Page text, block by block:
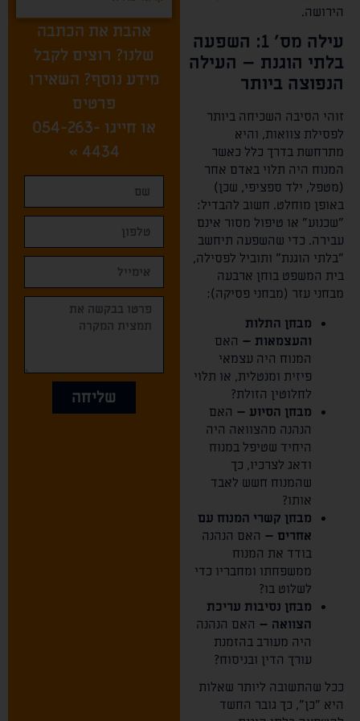
הירושה.
עילה מס' 1: השפעה
בלתי הוגנת – העילה
הנפוצה ביותר
זוהי הסיבה השכיחה ביותר
לפסילת צוואות, והיא
מתרחשת בדרך כלל כאשר
המנוח היה תלוי באדם אחר
(מטפל, ילד ספציפי, שכן)
באופן מוחלט. חשוב להבדיל:
"שכנוע" או טיפול מסור אינם
עבירה. כדי שהשפעה תיחשב
"בלתי הוגנת" ותוביל לפסילה,
בית המשפט בוחן ארבעה
מבחני עזר (מבחני פסיקה):
מבחן התלות
והעצמאות –האם
המנוח היה עצמאי
פיזית ומנטלית, או תלוי
לחלוטין הזולת?
מבחן הסיוע –האם
הנהנה מהצוואה היה
היחיד שטיפל במנוח
ודאג לצרכיו, כך
שהמנוח חשש לאבד
אותו?
מבחן קשרי המנוח עם
אחרים –האם הנהנה
בודד את המנוח
ממשפחתו ומחבריו כדי
לשלוט בו?
מבחן נסיבות עריכת
הצוואה –האם הנהנה
היה מעורב בהזמנת
עורך הדין ובניסוח?
ככל שהתשובה ליותר שאלות
היא "כן", כך גובר החשד
אהבת את הכתבה
שלנו? רוצים לקבל
מידע נוסף? השאירו
פרטים
או חייגו 054-263-
4434
»
שליחה